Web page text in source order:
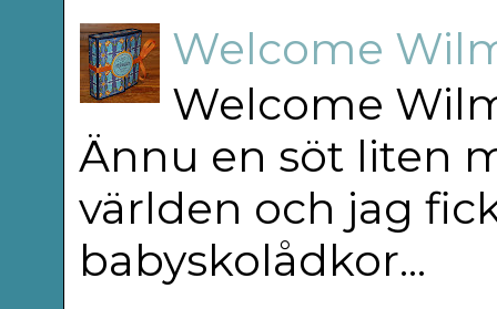
Welcome
Welcome
Ännu en söt liten
världen och jag
babyskolådkor...